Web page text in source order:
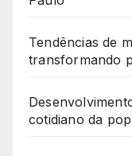
Tendências de
transformando
cotidiano da